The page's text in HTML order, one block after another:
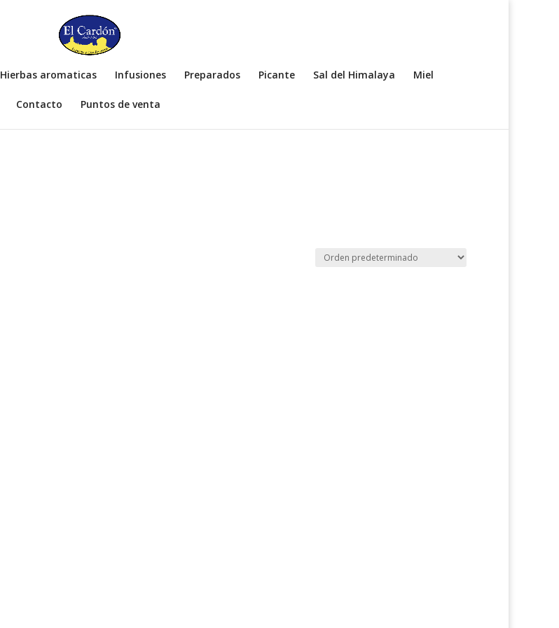
Hierbas aromaticas Infusiones Preparados Picante Sal del Himalaya Miel
Contacto Puntos de venta